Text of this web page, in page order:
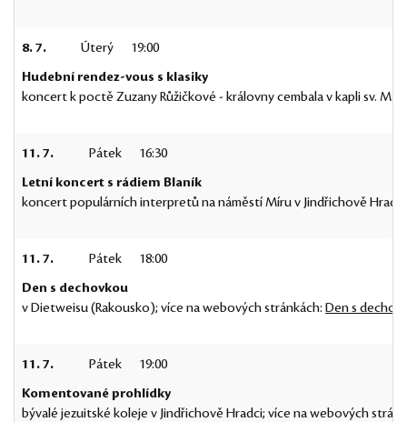
8. 7. Úterý
19:00
Hudební rendez-vous s klasiky
koncert k poctě Zuzany Růžičkové - královny cembala v kapli sv.
11. 7. Pátek
16:30
Letní koncert s rádiem Blaník
koncert populárních interpretů na náměstí Míru v Jindřichově Hradci
11. 7. Pátek
18:00
Den s dechovkou
v Dietweisu (Rakousko); více na webových stránkách: Den s
11. 7. Pátek
19:00
Komentované prohlídky
bývalé jezuitské koleje v Jindřichově Hradci; více na webových